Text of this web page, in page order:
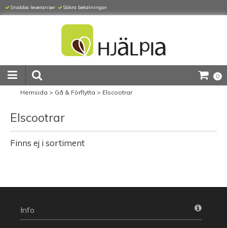
Snabba leveranser Säkra betalningar
0
Hemsida > Gå & Förflytta > Elscootrar
Elscootrar
Finns ej i sortiment
Info